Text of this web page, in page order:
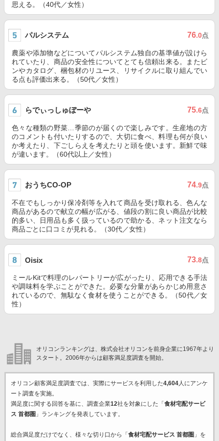
思える。（40代／女性）
パルシステム 76.0点
農薬や添加物などについてパルシステム独自の基準値が設けら
れていたり、商品の安全性についてとても信頼出来る。またビ
ンやカタログ、梱包材のリユース、リサイクルに取り組んでい
る点も評価出来る。（50代／女性）
らでぃっしゅぼーや 75.6点
色々な種類の野菜…季節のが届くので楽しみです。生産地の方
のコメントも付いたりするので、大切に食べ、料理も何が良い
か考えたり、下ごしらえを考えたりと頭を使います。新鮮で味
が違います。（60代以上／女性）
おうちCO-OP 74.9点
不在でもしっかり保冷剤等を入れて商品を受け取れる、色んな
商品があるので献立の幅が広がる、値段の割に良い商品が比較
的多い、日用品も多く扱っているので助かる、ネット注文なら
商品ごとに口コミが見れる。（30代／女性）
Oisix 73.8点
ミールKitで料理のレパートリーが広がったり、応用できる手法
や調味料を学ぶことができた。必要な分量があらかじめ用意さ
れているので、無駄なく食材を使うことができる。（50代／女
性）
オリコンランキングは、株式会社オリコンを前身企業に1967年より
スタート。2006年からは顧客満足度調査を開始。
オリコン顧客満足度調査では、実際にサービスを利用した4,604人にアンケ
ート調査を実施。
満足度に関する回答を基に、調査企業12社を対象にした「 食材宅配サービ
ス 首都圏 」ランキングを発表しています。
総合満足度だけでなく、様々な切り口から「 食材宅配サービス 首都圏 」を